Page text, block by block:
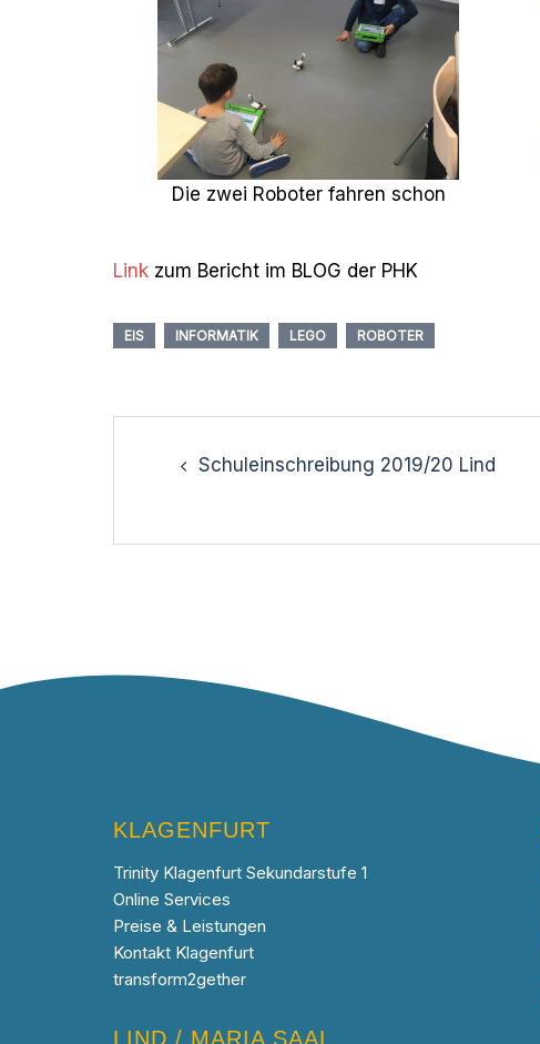
Die zwei Roboter fahren schon
Link zum Bericht im BLOG der PHK
EIS INFORMATIK LEGO ROBOTER
navigationSchuleinschreibung 2019/20 Lind
KLAGENFURT
Trinity Klagenfurt Sekundarstufe 1
Online Services
Preise & Leistungen
Kontakt Klagenfurt
transform2gether
LIND / MARIA SAAL